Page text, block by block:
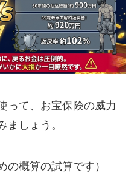
って、お宝保険の威力
ましょう。
の概算の試算です）